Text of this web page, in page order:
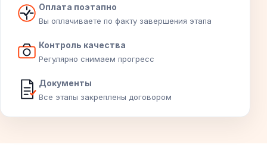
Оплата поэтапно
Вы оплачиваете по факту завершения этапа
Контроль качества
Регулярно снимаем прогресс
Документы
Все этапы закреплены договором